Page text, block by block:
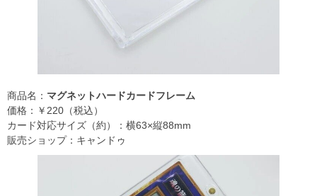
商品名： マグネットハードカードフレーム
価格：￥220（税込）
カード対応サイズ（約）：横63×縦88mm
販売ショップ：キャンドゥ